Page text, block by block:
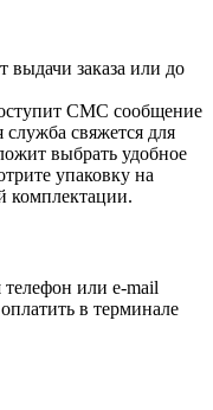
выдачи заказа или до
СМС сообщение
служба свяжется для
выбрать удобное
упаковку на
комплектации.
телефон или e-mail
в терминале